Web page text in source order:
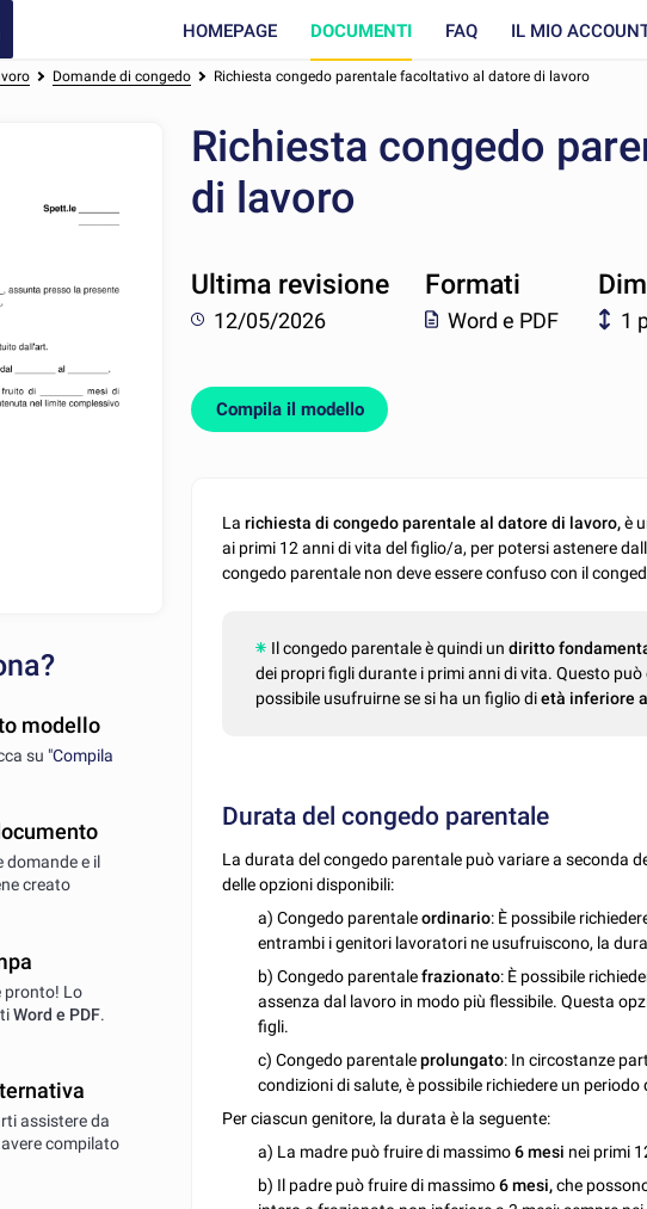
HOMEPAGE DOCUMENTI FAQ IL MIO
Domande di congedo Richiesta congedo parentale facoltativo al datore di lavoro
modello
su "Compila
domande e il
creato
pronto! Lo
Word e PDF.
assistere da
compilato
Richiesta congedo
di lavoro
Ultima revisione
12/05/2026
Formati
Word e PDF 1
Compila il modello
Larichiesta di congedo parentale al datore di lavoro,è
ai primi 12 anni di vita del figlio/a, per potersi astenere
congedo parentale non deve essere confuso con il
Il congedo parentale è quindi undiritto
dei propri figli durante i primi anni di vita. Questo
possibile usufruirne se si ha un figlio dietà inferiore
Durata del congedo parentale
La durata del congedo parentale può variare a seconda
delle opzioni disponibili:
a) Congedo parentaleordinario: È possibile
entrambi i genitori lavoratori ne usufruiscono, la
b) Congedo parentalefrazionato: È possibile
assenza dal lavoro in modo più flessibile. Questa
figli.
c) Congedo parentaleprolungato: In circostanze
condizioni di salute, è possibile richiedere un
Per ciascun genitore, la durata è la seguente:
a) La madre può fruire di massimo6 mesi nei primi
b) Il padre può fruire di massimo6 mesi,che